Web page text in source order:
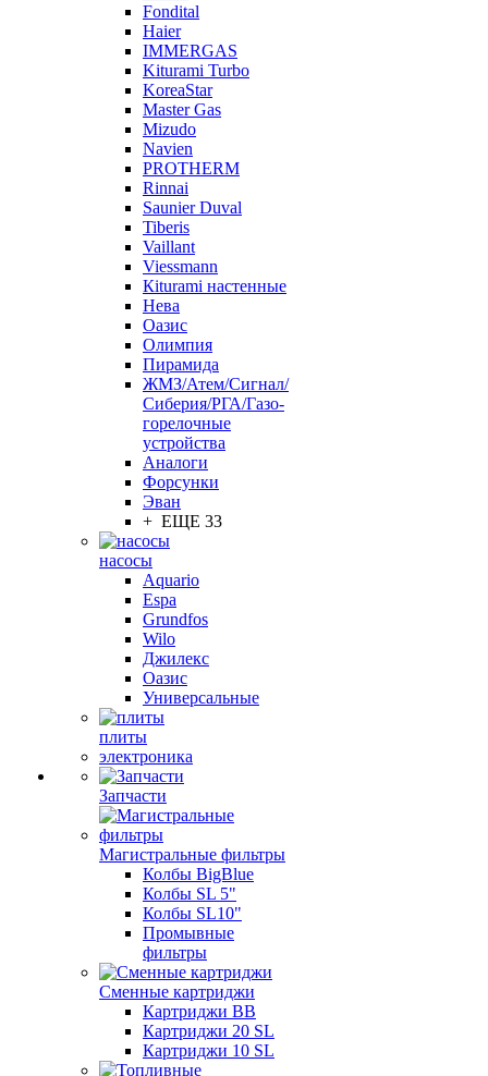
Fondital
Haier
IMMERGAS
Kiturami Turbo
KoreaStar
Master Gas
Mizudo
Navien
PROTHERM
Rinnai
Saunier Duval
Tiberis
Vaillant
Viessmann
Кiturami настенные
Нева
Оазис
Олимпия
Пирамида
ЖМЗ/Атем/Сигнал/
Сиберия/РГА/Газо-
горелочные
устройства
Aналоги
Форсунки
Эван
+ ЕЩЕ 33
насосы
Aquario
Espa
Grundfos
Wilo
Джилекс
Оазис
Универсальные
плиты
электроника
Запчасти
Магистральные фильтры
Колбы BigBlue
Колбы SL 5"
Колбы SL10"
Промывные
фильтры
Сменные картриджи
Картриджи BB
Картриджи 20 SL
Картриджи 10 SL